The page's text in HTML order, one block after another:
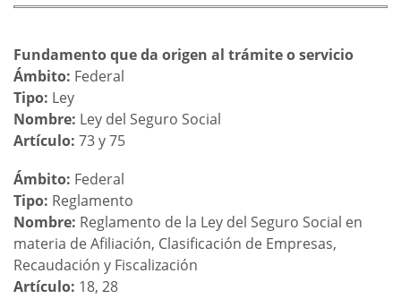
Fundamento que da origen al trámite o servicio
Ámbito: Federal
Tipo: Ley
Nombre: Ley del Seguro Social
Artículo: 73 y 75
Ámbito: Federal
Tipo: Reglamento
Nombre: Reglamento de la Ley del Seguro Social en
materia de Afiliación, Clasificación de Empresas,
Recaudación y Fiscalización
Artículo: 18, 28